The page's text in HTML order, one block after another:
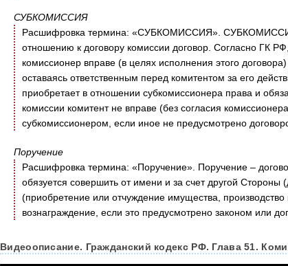
СУБКОМИССИЯ
Расшифровка термина: «СУБКОМИССИЯ». СУБКОМИССИЯ
отношению к договору комиссии договор. Согласно ГК
комиссионер вправе (в целях исполнения этого
оставаясь ответственным перед комитентом за его
приобретает в отношении субкомиссионера права и
комиссии комитент не вправе (без согласия
субкомиссионером, если иное не предусмотрено
Поручение
Расшифровка термина: «Поручение». Поручение –
обязуется совершить от имени и за счет другой
(приобретение или отчуждение имущества,
вознаграждение, если это предусмотрено законом или
Видеоописание. Гражданский кодекс РФ. Глава 51.